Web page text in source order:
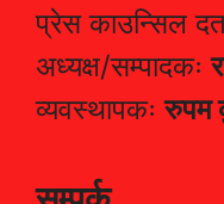
प्रेस काउन्सिल
अध्यक्ष/सम्पादकः
व्यवस्थापकःरुपम